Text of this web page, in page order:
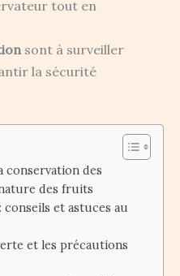
tout en
sont à surveiller
la sécurité
conservation des
des fruits
et astuces au
et les précautions